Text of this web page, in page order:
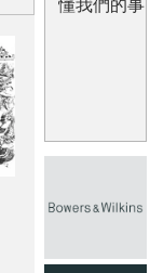
懂我們的事